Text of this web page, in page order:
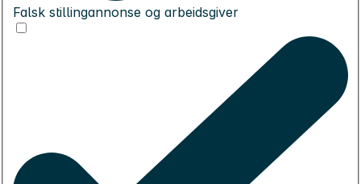
Falsk stillingannonse og arbeidsgiver